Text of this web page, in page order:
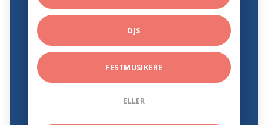
DJS
FESTMUSIKERE
ELLER